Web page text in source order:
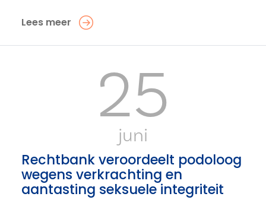
Lees meer
25
juni
Rechtbank veroordeelt podoloog
wegens verkrachting en
aantasting seksuele integriteit